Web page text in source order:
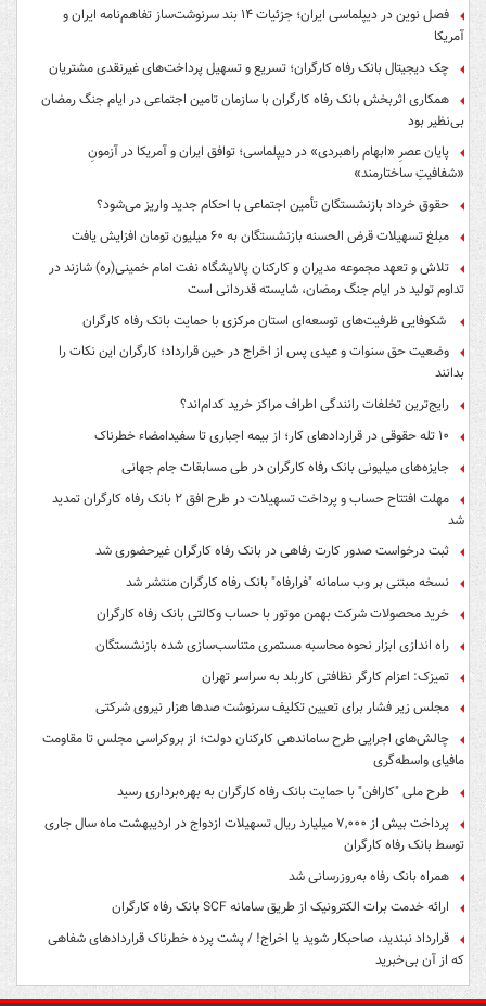
فصل نوین در دیپلماسی ایران؛ جزئیات ۱۴ بند سرنوشت‌ساز تفاهم‌نامه ایران و
آمریکا
چک دیجیتال بانک رفاه کارگران؛ تسریع و تسهیل پرداخت‌های غیرنقدی مشتریان
همکاری اثربخش بانک رفاه کارگران با سازمان تامین اجتماعی در ایام جنگ رمضان
بی‌نظیر بود
پایان عصرِ «ابهام راهبردی» در دیپلماسی؛ توافق ایران و آمریکا در آزمونِ
«شفافیتِ ساختارمند»
حقوق خرداد بازنشستگان تأمین اجتماعی با احکام جدید واریز می‌شود؟
مبلغ تسهیلات قرض الحسنه بازنشستگان به ۶۰ میلیون تومان افزایش یافت
تلاش و تعهد مجموعه مدیران و کارکنان پالایشگاه نفت امام خمینی(ره) شازند در
تداوم تولید در ایام جنگ رمضان، شایسته قدردانی است
شکوفایی ظرفیت‌های توسعه‌ای استان مرکزی با حمایت بانک رفاه کارگران
وضعیت حق سنوات و عیدی پس از اخراج در حین قرارداد؛ کارگران این نکات را
بدانند
رایج‌ترین تخلفات رانندگی اطراف مراکز خرید کدام‌اند؟
۱۰ تله حقوقی در قراردادهای کار؛ از بیمه اجباری تا سفیدامضاء خطرناک
جایزه‌های میلیونی بانک رفاه کارگران در طی مسابقات جام جهانی
مهلت افتتاح حساب و پرداخت تسهیلات در طرح افق ۲ بانک رفاه کارگران تمدید
شد
ثبت درخواست صدور کارت رفاهی در بانک رفاه کارگران غیرحضوری شد
نسخه مبتنی بر وب سامانه "فرارفاه" بانک رفاه کارگران منتشر شد
خرید محصولات شرکت بهمن موتور با حساب وکالتی بانک رفاه کارگران
راه اندازی ابزار نحوه محاسبه مستمری متناسب‌سازی شده بازنشستگان
تمیزک: اعزام کارگر نظافتی کاربلد به سراسر تهران
مجلس زیر فشار برای تعیین تکلیف سرنوشت صدها هزار نیروی شرکتی
چالش‌های اجرایی طرح ساماندهی کارکنان دولت؛ از بروکراسی مجلس تا مقاومت
مافیای واسطه‌گری
طرح ملی "کارافن" با حمایت بانک رفاه کارگران به بهره‌برداری رسید
پرداخت بیش از ۷,۰۰۰ میلیارد ریال تسهیلات ازدواج در اردیبهشت ماه سال جاری
توسط بانک رفاه کارگران
همراه بانک رفاه به‌روزرسانی شد
ارائه خدمت برات الکترونیک از طریق سامانه SCF بانک رفاه کارگران
قرارداد نبندید، صاحبکار شوید یا اخراج! / پشت پرده خطرناک قراردادهای شفاهی
که از آن بی‌خبرید